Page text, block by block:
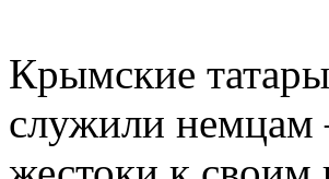
Крымские
служили немцам